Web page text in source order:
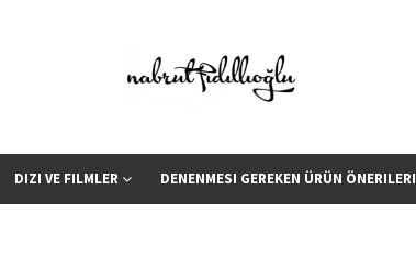
DIZI VE FILMLER DENENMESI GEREKEN ÜRÜN ÖNERILERI